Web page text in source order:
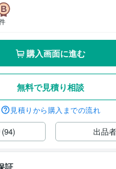
購入画面に進む
無料で見積り相談
見積りから購入までの流れ
出品